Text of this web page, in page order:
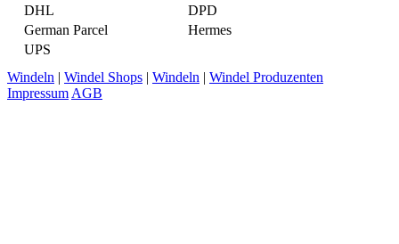
DHL
DPD
German Parcel
Hermes
UPS
Windeln | Windel Shops | Windeln | Windel Produzenten
Impressum AGB